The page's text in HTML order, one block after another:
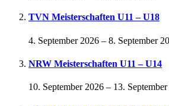
TVN Meisterschaften U11 – U18
4. September 2026 – 8. September
NRW Meisterschaften U11 – U14
10. September 2026 – 13.